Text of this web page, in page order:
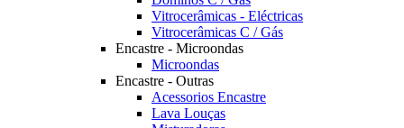
Vitrocerâmicas - Eléctricas
Vitrocerâmicas C / Gás
Encastre - Microondas
Microondas
Encastre - Outras
Acessorios Encastre
Lava Louças